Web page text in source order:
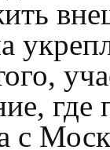
где
с